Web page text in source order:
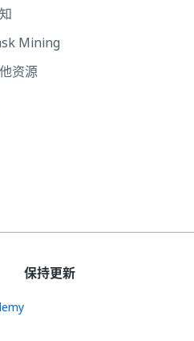
Mining
资源
保持更新